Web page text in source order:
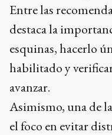
Entre las
destaca la
esquinas, hacerlo
habilitado y
avanzar.
Asimismo, una de
el foco en evitar